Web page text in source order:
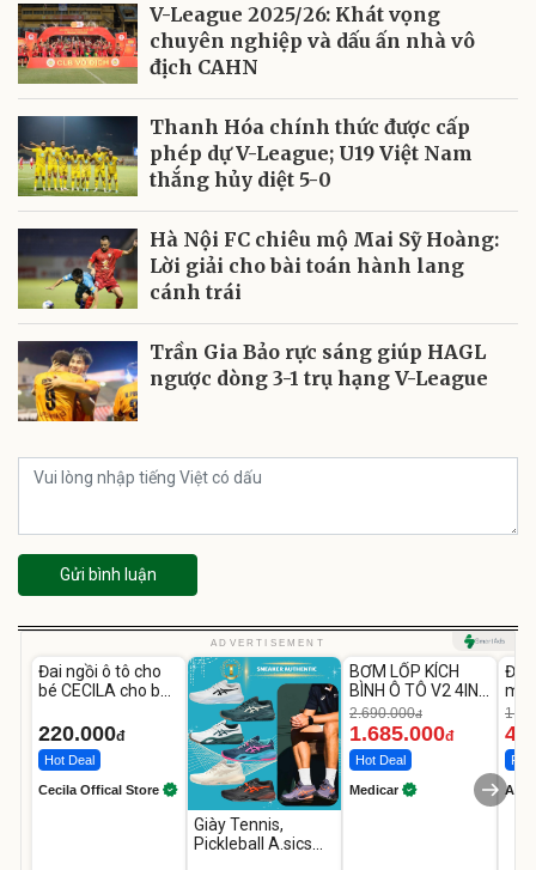
V-League 2025/26: Khát vọng
chuyên nghiệp và dấu ấn nhà vô
địch CAHN
Thanh Hóa chính thức được cấp
phép dự V-League; U19 Việt Nam
thắng hủy diệt 5-0
Hà Nội FC chiêu mộ Mai Sỹ Hoàng:
Lời giải cho bài toán hành lang
cánh trái
Trần Gia Bảo rực sáng giúp HAGL
ngược dòng 3-1 trụ hạng V-League
Gửi bình luận
ADVERTISEMENT
Đai ngồi ô tô cho
bé CECILA cho bé
220.000đ
Hot Deal
Cecila Offical Store
Giày Tennis,
Pickleball A.sics
-37%
BƠM LỐP KÍCH
BÌNH Ô TÔ V2 4IN1
Medicar
12.000mAh
2.690.000đ
1.685.000đ
Hot Deal
Medicar A